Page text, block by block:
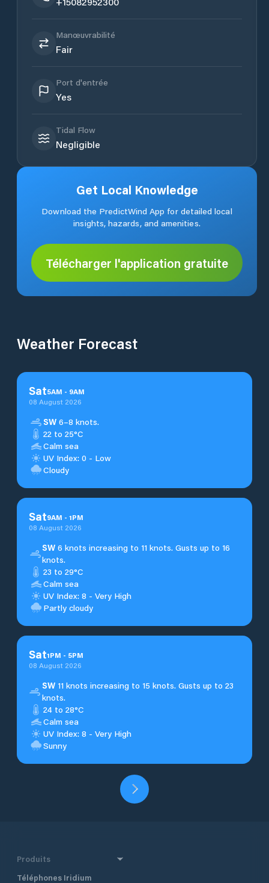
Manœuvrabilité
Fair
Port d'entrée
Yes
Tidal Flow
Negligible
Get Local Knowledge
Download the PredictWind App for detailed local
insights, hazards, and amenities.
Télécharger l'application gratuite
Weather Forecast
Sat5AM - 9AM
08 August 2026
SW 6–8 knots.
22 to 25°C
Calm sea
UV Index: 0 - Low
Cloudy
Sat9AM - 1PM
08 August 2026
SW 6 knots increasing to 11 knots. Gusts up to 16
knots.
23 to 29°C
Calm sea
UV Index: 8 - Very High
Partly cloudy
Sat1PM - 5PM
08 August 2026
SW11 knots increasing to 15 knots. Gusts up to 23
knots.
24 to 28°C
Calm sea
UV Index: 8 - Very High
Sunny
Produits
Téléphones Iridium